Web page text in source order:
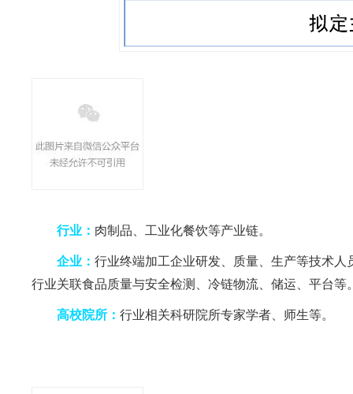
行业 ： 肉制品、工业化餐饮等产业链。
企业 ： 行业终端加工企业研发、质量、生产等技术
行业关联食品质量与安全检测、冷链物流、储运、平台等
高校院所 ： 行业相关科研院所专家学者、师生等。